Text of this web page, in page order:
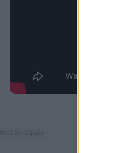
Παρί Σεν Ζερμέν